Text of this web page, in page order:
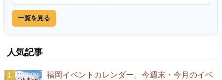
一覧を見る
人気記事
福岡イベントカレンダー。今週末・今月のイベ